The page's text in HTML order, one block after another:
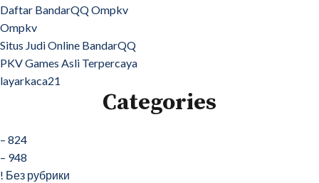
Daftar BandarQQ Ompkv
Ompkv
Situs Judi Online BandarQQ
PKV Games Asli Terpercaya
layarkaca21
Categories
– 824
– 948
! Без рубрики